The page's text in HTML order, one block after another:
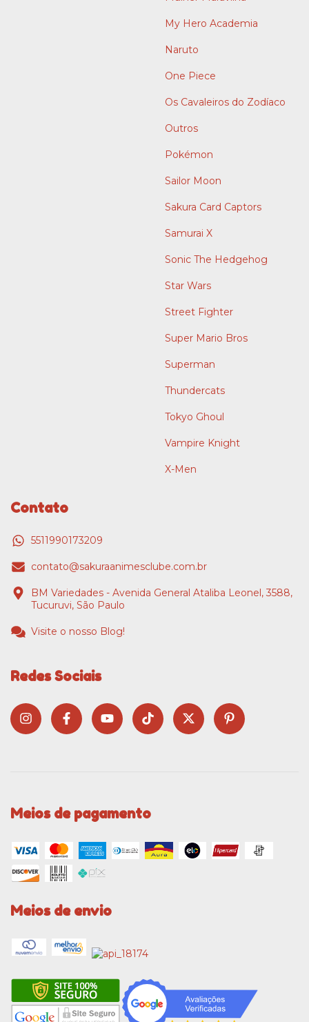
My Hero Academia
Naruto
One Piece
Os Cavaleiros do Zodíaco
Outros
Pokémon
Sailor Moon
Sakura Card Captors
Samurai X
Sonic The Hedgehog
Star Wars
Street Fighter
Super Mario Bros
Superman
Thundercats
Tokyo Ghoul
Vampire Knight
X-Men
Contato
5511990173209
contato@sakuraanimesclube.com.br
BM Variedades - Avenida General Ataliba Leonel, 3588,
Tucuruvi, São Paulo
Visite o nosso Blog!
Redes Sociais
Meios de pagamento
Meios de envio